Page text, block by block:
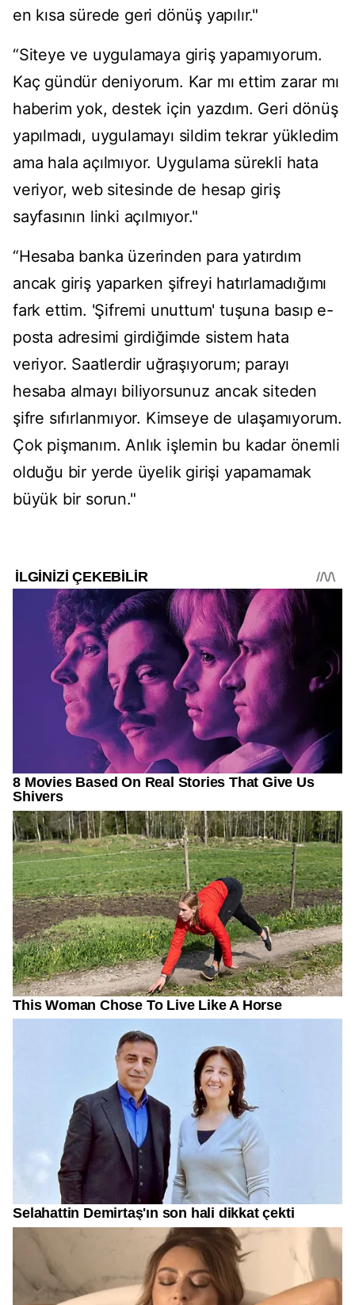
en kısa sürede geri dönüş yapılır."
“Siteye ve uygulamaya giriş yapamıyorum.
Kaç gündür deniyorum. Kar mı ettim zarar mı
haberim yok, destek için yazdım. Geri dönüş
yapılmadı, uygulamayı sildim tekrar yükledim
ama hala açılmıyor. Uygulama sürekli hata
veriyor, web sitesinde de hesap giriş
sayfasının linki açılmıyor."
“Hesaba banka üzerinden para yatırdım
ancak giriş yaparken şifreyi hatırlamadığımı
fark ettim. 'Şifremi unuttum' tuşuna basıp e-
posta adresimi girdiğimde sistem hata
veriyor. Saatlerdir uğraşıyorum; parayı
hesaba almayı biliyorsunuz ancak siteden
şifre sıfırlanmıyor. Kimseye de ulaşamıyorum.
Çok pişmanım. Anlık işlemin bu kadar önemli
olduğu bir yerde üyelik girişi yapamamak
büyük bir sorun."